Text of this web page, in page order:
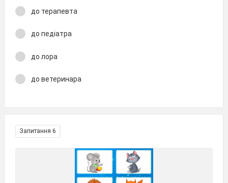
до терапевта
до педіатра
до лора
до ветеринара
Запитання 6